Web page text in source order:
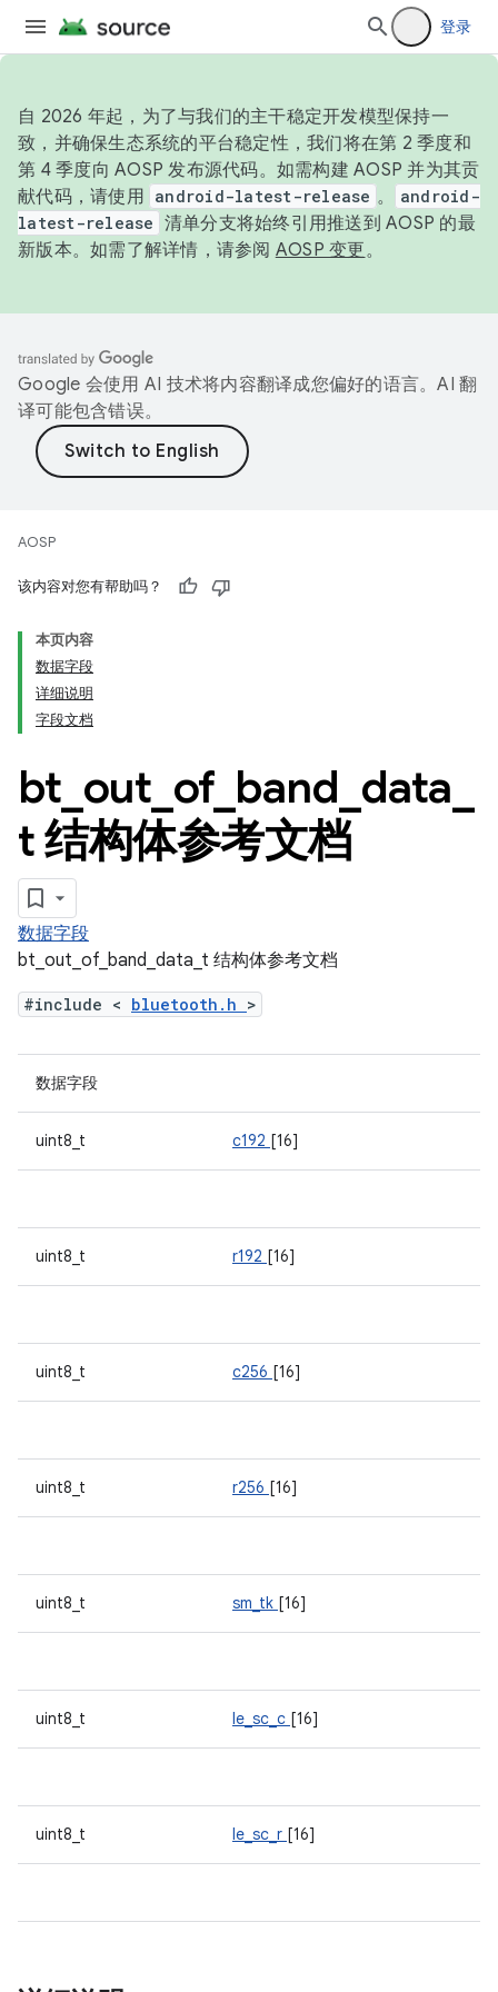
登录
自 2026 年起，为了与我们的主干稳定开发模型保持一
致，并确保生态系统的平台稳定性，我们将在第 2 季度和
第 4 季度向 AOSP 发布源代码。如需构建 AOSP 并为其贡
献代码，请使用 android-latest-release 。
android-
latest-release 清单分支将始终引用推送到 AOSP 的最
新版本。如需了解详情，请参阅 AOSP 变更。
Google 会使用 AI 技术将内容翻译成您偏好的语言。AI 翻
译可能包含错误。
AOSP
该内容对您有帮助吗？
本页内容
数据字段
详细说明
字段文档
bt out of_ band data
t 结构体参考文档
数据字段
bt_out_of_band_data_t 结构体参考文档
#include < bluetooth.h >
数据字段
uint8_t c192 [16]
uint8_t r192 [16]
uint8_t c256 [16]
uint8_t r256 [16]
uint8_t sm_tk [16]
uint8_t le_sc_c [16]
uint8_t le_sc_r [16]